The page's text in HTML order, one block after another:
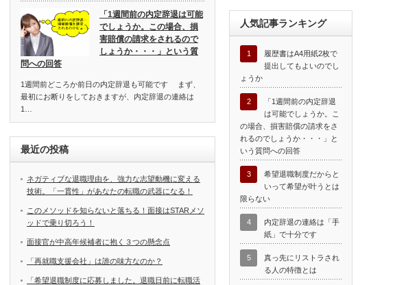
「1週間前の内定辞退は可能
でしょうか。この場合、損
害賠償の請求をされるので
しょうか・・・」という質
問への回答
1週間前どころか前日の内定辞退も可能です まず、
最初にお断りをしておきますが、内定辞退の連絡は
1…
最近の投稿
ネガティブな退職理由を、強力な志望動機に変える
技術。「一貫性」があなたの転職の武器になる！
このメソッドを知らないと落ちる！面接はSTARメソ
ッドで乗り切ろう！
面接官が中高年候補者に抱く３つの懸念点
「再就職支援会社」は誰の味方なのか？
「希望退職制度に応募しました。退職日前に転職活
人気記事ランキング
1
履歴書はA4用紙2枚で
提出してもよいのでし
ょうか
2
「1週間前の内定辞退
は可能でしょうか。こ
の場合、損害賠償の請求をさ
れるのでしょうか・・・」と
いう質問への回答
3
希望退職制度だからと
いって希望が叶うとは
限らない
4
内定辞退の連絡は「手
紙」で十分です
5
真っ先にリストラされ
る人の特徴とは